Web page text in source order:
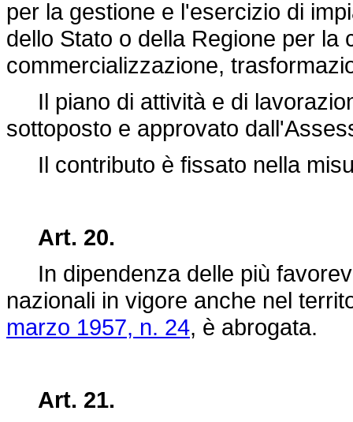
per la gestione e l'esercizio di
dello Stato o della Regione per la
commercializzazione,
Il piano di attività e di
sottoposto e approvato
Il contributo è fissato nella
Art. 20.
In dipendenza delle più
nazionali in vigore anche nel
marzo 1957, n. 24, è abrogata.
Art. 21.